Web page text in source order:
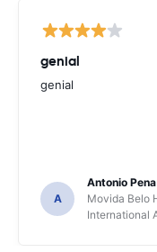
genial
genial
A
Antonio
Movida Belo
International